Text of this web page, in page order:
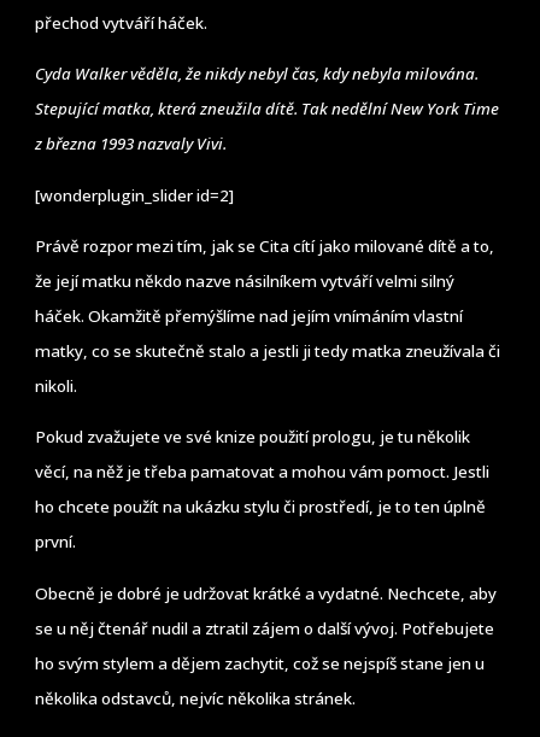
přechod vytváří háček.
Cyda Walker věděla, že nikdy nebyl čas, kdy nebyla milována.
Stepující matka, která zneužila dítě. Tak nedělní New York Time
z března 1993 nazvaly Vivi.
[wonderplugin_slider id=2]
Právě rozpor mezi tím, jak se Cita cítí jako milované dítě a to,
že její matku někdo nazve násilníkem vytváří velmi silný
háček. Okamžitě přemýšlíme nad jejím vnímáním vlastní
matky, co se skutečně stalo a jestli ji tedy matka zneužívala či
nikoli.
Pokud zvažujete ve své knize použití prologu, je tu několik
věcí, na něž je třeba pamatovat a mohou vám pomoct. Jestli
ho chcete použít na ukázku stylu či prostředí, je to ten úplně
první.
Obecně je dobré je udržovat krátké a vydatné. Nechcete, aby
se u něj čtenář nudil a ztratil zájem o další vývoj. Potřebujete
ho svým stylem a dějem zachytit, což se nejspíš stane jen u
několika odstavců, nejvíc několika stránek.